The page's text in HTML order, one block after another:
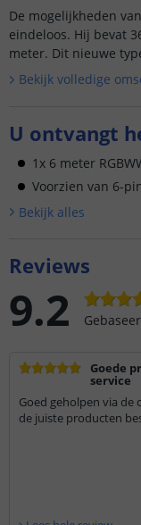
De mogelijkheden
eindeloos. Hij bevat
meter. Dit nieuwe
Bekijk volledige
U ontvangt
1x 6 meter
Voorzien van 6-
Bekijk alles
Reviews
9.2
Goede
service
Goed geholpen via de
de juiste producten